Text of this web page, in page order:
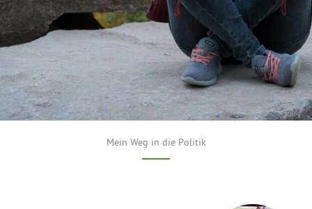
Mein Weg in die Politik